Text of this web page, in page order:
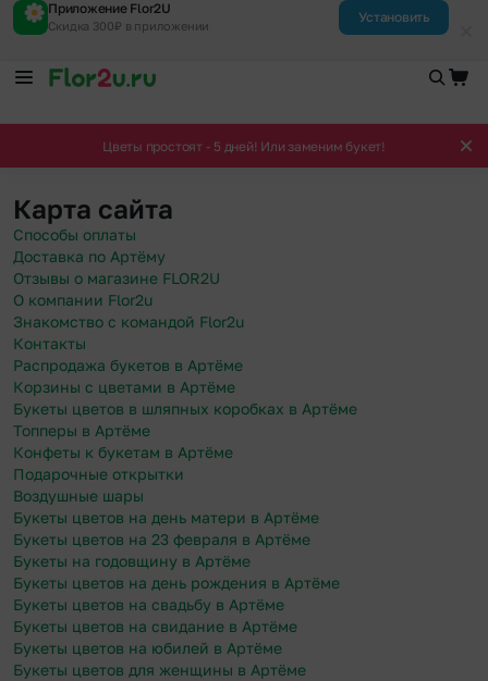
Приложение Flor2U
Скидка 300₽ в приложении
Установить
Цветы простоят - 5 дней! Или заменим букет!
Карта сайта
Способы оплаты
Доставка по Артёму
Отзывы о магазине FLOR2U
О компании Flor2u
Знакомство с командой Flor2u
Контакты
Распродажа букетов в Артёме
Корзины с цветами в Артёме
Букеты цветов в шляпных коробках в Артёме
Топперы в Артёме
Конфеты к букетам в Артёме
Подарочные открытки
Воздушные шары
Букеты цветов на день матери в Артёме
Букеты цветов на 23 февраля в Артёме
Букеты на годовщину в Артёме
Букеты цветов на день рождения в Артёме
Букеты цветов на свадьбу в Артёме
Букеты цветов на свидание в Артёме
Букеты цветов на юбилей в Артёме
Букеты цветов для женщины в Артёме